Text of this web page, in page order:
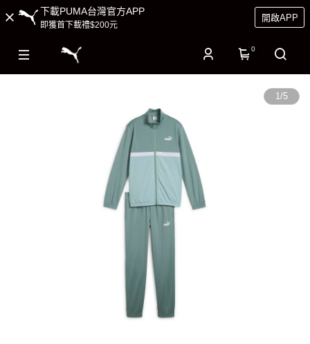
下載PUMA台灣官方APP
即獲首下載禮$200元
開啟APP
0
1/5